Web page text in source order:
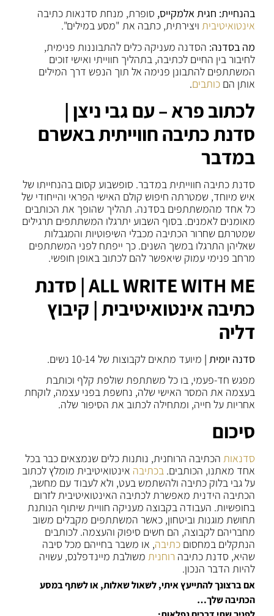
בהנחיית: חגית אלמקייס, סופרת, מנחת סדנאות כתיבה
אינטואיטיבית ויצירתית, כתבה את "מסע במילים".
מה בסדנה: הסדנה מעניקה כלים להתבוננות פנימית,
לחיבור בין החיים לכתיבה, בתהליך חווייתי ואישי זוכים
המשתתפים להתבונן פנימה אל תוך הנפש דרך המילים
אותן הםכותבים.
לכתוב פרא – עם גבי ניצן |
סדנת כתיבה חווייתית באשרם
במדבר
סדנת כתיבה חווייתית במדבר. סופשבוע קסום בהנחייתו של
איש מיוחד, שמטרתה חיפוש קולם האישי הפראי והייחודי של
כל אחד מהמשתתפים בסדנה. תהליך שהופך את הכותבים
מאומנים לאמנים. בסוף השבוע יתרגלו המשתתפים תרגילים
שמטרתם שחרור הכתיבה מכבלי השיפוטיות והמגבלות
שאליהן התרגלו במשך השנים. כך ייפתח לפני המשתתפים
מרחב פנימי עמוק שיאפשר להם לכתוב באופן חופשי.
ALL WRITE WITH ME| סדנת
כתיבה אינטואיטיבית | קיבוץ
דליה
סדנה יומית | מיועד מתאים לקבוצות של 10-14 נשים.
מפגש חד-פעמי, בו כל משתתפת שולפת קלף וכותבת
בעצמה את המסר האישי שלה, נחשפת בפני עצמה, לוקחת
אחריות על חייה, ומתחילה לכתוב את הסיפור שלה.
סיכום
סדנאות הכתיבה הרוחנית, נותנות כלים שנמצאים כבר בכל
אחד מאתנו, הכותבים.בכתיבה אינטואיטיבית מומלץ לכתוב
על גבי בלוק כתיבה ולהשתמש בעט, ולא לעבוד עם מחשב,
הכתיבה הידנית מאפשרת לכתיבה האינטואיטיבית לזרום
בחופשיות. העבודה בקבוצה מעניקה חוויית שיתוף הנותנת
תחושת מוגנות וביטחון, כאשר המשתתפים מקבלים משוב
מחבריהם לקבוצה, הם חשים סיפוק והעצמה. לכותבים
הנתקלים במחסוםכתיבה, או משבר בחייהם מכל סיבה
שהיא, סדנת כתיבה רוחנית משולבת מיינדפלנס, עשויה
להיות הדבר הנכון.
אם ברצונך להתייעץ איתי, לשאול שאלות, או לשתף במסע
הכתיבה שלך…